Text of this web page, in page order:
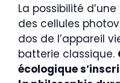
La possibilité
des cellules
dos de l’appareil
batterie classique.
écologique